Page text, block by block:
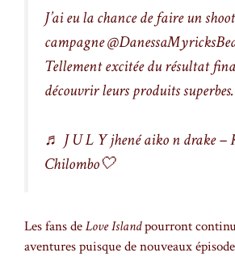
J’ai eu la chance de faire un
campagne
Tellement excitée du résultat
découvrir leurs produits
♬ J U L Y jhené aiko n drake –
Chilombo🤍
Les fans deLove Islandpourront
aventures puisque de nouveaux